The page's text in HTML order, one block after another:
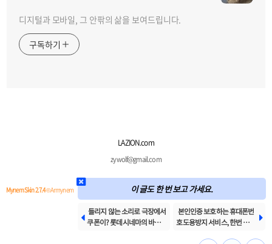
디지털과 모바일, 그 안팎의 삶을 보여드립니다.
구독하기
LAZION.com
zywolf@gmail.com
Mynem Skin 2.7.4© Armynem 이 글도 한 번 보고 가세요.
 들리지 않는 소리로 극장에서
쿠폰이? 롯데시네마의 바로쿠
본인인증 보호하는 휴대폰번
호도용방지 서비스, 한번 써봤
